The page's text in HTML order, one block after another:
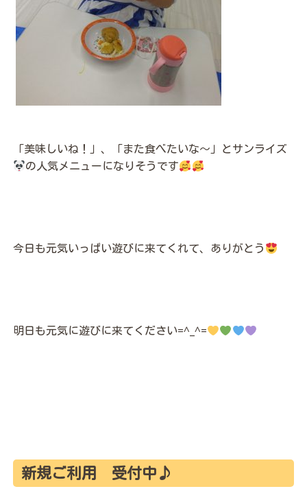
「美味しいね！」、「また食べたいな～」とサンライズ
の人気メニューになりそうです
今日も元気いっぱい遊びに来てくれて、ありがとう
明日も元気に遊びに来てください=^_^=
新規ご利用 受付中♪